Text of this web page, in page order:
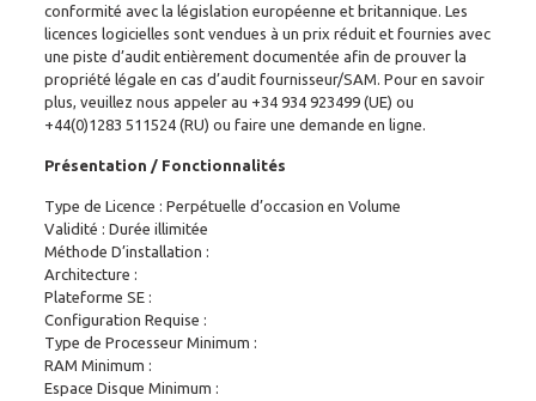
conformité avec la législation européenne et britannique. Les
licences logicielles sont vendues à un prix réduit et fournies avec
une piste d’audit entièrement documentée afin de prouver la
propriété légale en cas d’audit fournisseur/SAM. Pour en savoir
plus, veuillez nous appeler au +34 934 923499(UE) ou
+44(0)1283 511524(RU) ou faire une demande en ligne.
Présentation / Fonctionnalités
Type de Licence : Perpétuelle d’occasion en Volume
Validité : Durée illimitée
Méthode D’installation :
Architecture :
Plateforme SE :
Configuration Requise :
Type de Processeur Minimum :
RAM Minimum :
Espace Disque Minimum :